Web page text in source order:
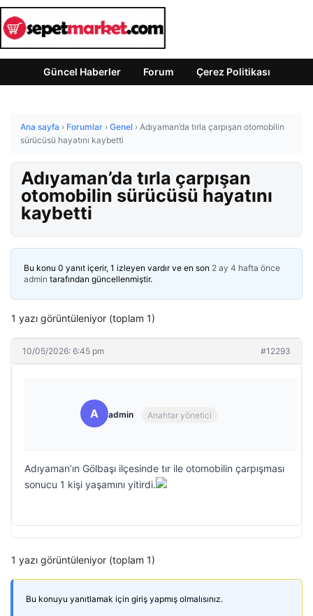
Güncel Haberler Forum Çerez Politikası
Ana sayfa › Forumlar › Genel › Adıyaman’da tırla çarpışan otomobilin
sürücüsü hayatını kaybetti
Adıyaman’da tırla çarpışan
otomobilin sürücüsü hayatını
kaybetti
Bu konu 0 yanıt içerir, 1 izleyen vardır ve en son 2 ay 4 hafta önce
admin tarafından güncellenmiştir.
1 yazı görüntüleniyor (toplam 1)
10/05/2026: 6:45 pm #12293
A admin Anahtar yönetici
Adıyaman’ın Gölbaşı ilçesinde tır ile otomobilin çarpışması
sonucu 1 kişi yaşamını yitirdi.
1 yazı görüntüleniyor (toplam 1)
Bu konuyu yanıtlamak için giriş yapmış olmalısınız.